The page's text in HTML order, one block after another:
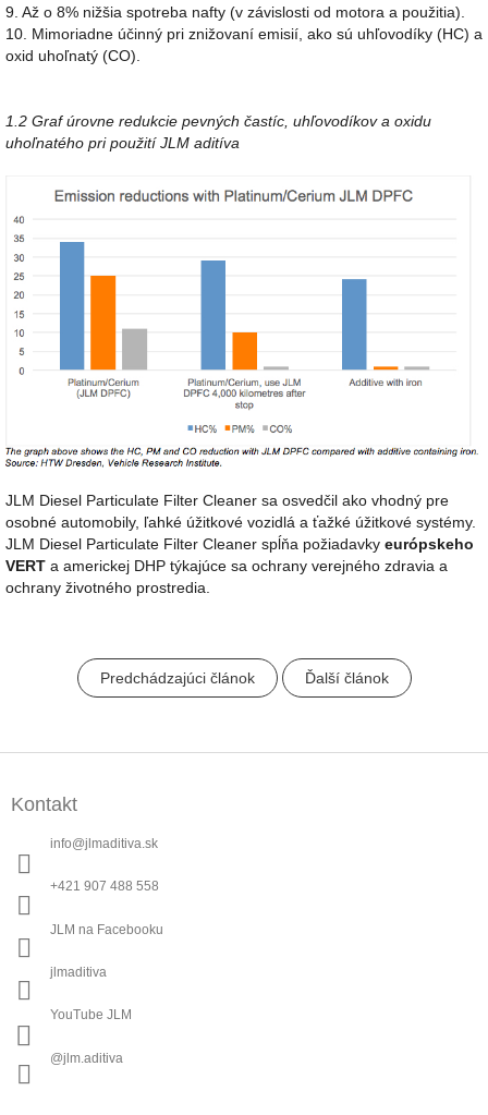
9. Až o 8% nižšia spotreba nafty (v závislosti od motora a použitia).
10. Mimoriadne účinný pri znižovaní emisií, ako sú uhľovodíky (HC) a
oxid uhoľnatý (CO).
1.2 Graf úrovne redukcie pevných častíc, uhľovodíkov a oxidu
uhoľnatého pri použití JLM aditíva
JLM Diesel Particulate Filter Cleaner sa osvedčil ako vhodný pre
osobné automobily, ľahké úžitkové vozidlá a ťažké úžitkové systémy.
JLM Diesel Particulate Filter Cleaner spĺňa požiadavky európskeho
VERT a americkej DHP týkajúce sa ochrany verejného zdravia a
ochrany životného prostredia.
Predchádzajúci článok Ďalší článok
Kontakt
info@jlmaditiva.sk
+421 907 488 558
JLM na Facebooku
jlmaditiva
YouTube JLM
@jlm.aditiva